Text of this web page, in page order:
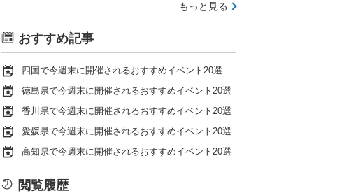
もっと見る
おすすめ記事
四国で今週末に開催されるおすすめイベント20選
徳島県で今週末に開催されるおすすめイベント20選
香川県で今週末に開催されるおすすめイベント20選
愛媛県で今週末に開催されるおすすめイベント20選
高知県で今週末に開催されるおすすめイベント20選
閲覧履歴